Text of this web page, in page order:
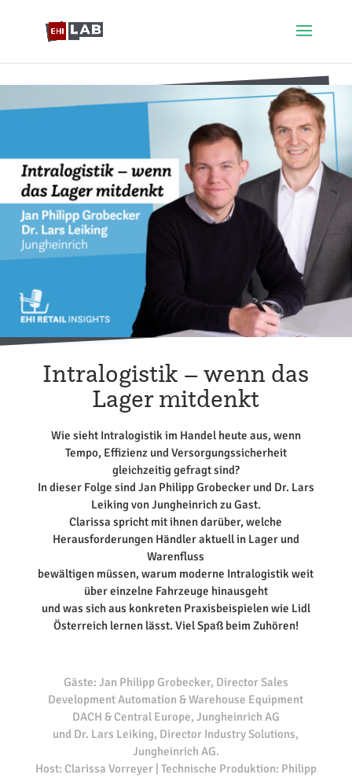
Intralogistik – wenn das
Lager mitdenkt
Wie sieht Intralogistik im Handel heute aus, wenn
Tempo, Effizienz und Versorgungssicherheit
gleichzeitig gefragt sind?
In dieser Folge sind Jan Philipp Grobecker und Dr. Lars
Leiking von Jungheinrich zu Gast.
Clarissa spricht mit ihnen darüber, welche
Herausforderungen Händler aktuell in Lager und
Warenfluss
bewältigen müssen, warum moderne Intralogistik weit
über einzelne Fahrzeuge hinausgeht
und was sich aus konkreten Praxisbeispielen wie Lidl
Österreich lernen lässt. Viel Spaß beim Zuhören!
Gäste: Jan Philipp Grobecker, Director Sales
Development Automation & Warehouse Equipment
DACH & Central Europe, Jungheinrich AG
und Dr. Lars Leiking, Director Industry Solutions,
Jungheinrich AG.
Host: Clarissa Vorreyer | Technische Produktion: Philipp